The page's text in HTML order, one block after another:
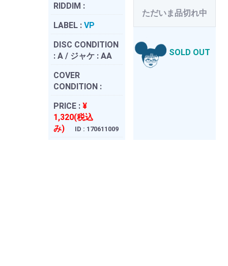
RIDDIM :
LABEL : VP
DISC CONDITION
: A / ジャケ : AA
COVER
CONDITION :
PRICE : ¥
1,320(税込
み)
ID : 170611009
ただいま品切れ中
SOLD OUT